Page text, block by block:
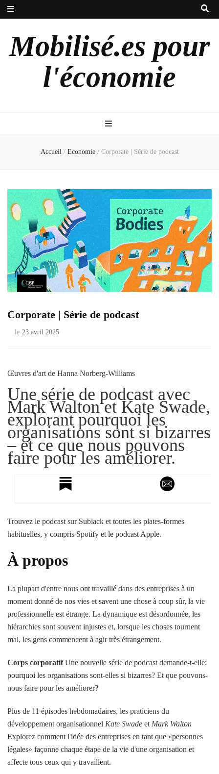
Mobilisé.es pour
l'économie
Accueil / Economie / Corporate | Série de podcast
Corporate | Série de podcast
le 23 avril 2025
Œuvres d'art de Hanna Norberg-Williams
Une série de podcast avec
Mark Walton et Kate Swade,
explorant pourquoi les
organisations sont si bizarres
– et ce que nous pouvons
faire pour les améliorer.
Trouvez le podcast sur Sublack et toutes les plates-formes
habituelles, y compris Spotify et le podcast Apple.
À propos
La plupart d'entre nous ont travaillé dans des entreprises à un
moment donné de nos vies et savent une chose à coup sûr, la vie
professionnelle est étrange. La dynamique est désordonnée, les
hiérarchies sont souvent injustes et, lorsque les choses tournent
mal, les gens commencent à agir très étrangement.
Corps corporatifUne nouvelle série de podcast demande-t-elle:
pourquoi les organisations sont-elles si bizarres? Et que pouvons-
nous faire pour les améliorer?
Plus de 11 épisodes hebdomadaires, les praticiens du
développement organisationnel Kate Swade et Mark Walton
Explorez comment l'idée des entreprises en tant que «personnes
légales» façonne chaque étape de la vie d'une organisation et
affecte tous ceux qui y travaillent.